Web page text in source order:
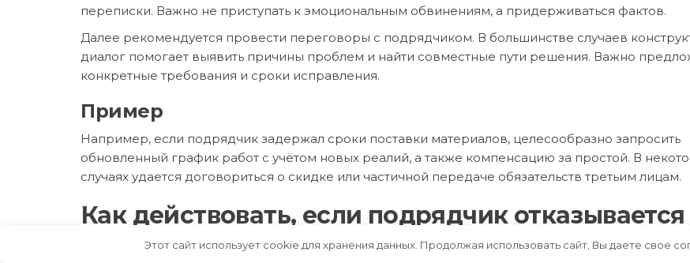
переписки. Важно не приступать к эмоциональным обвинениям, а придерживаться фактов.
Далее рекомендуется провести переговоры с подрядчиком. В большинстве случаев
диалог помогает выявить причины проблем и найти совместные пути решения. Важно
конкретные требования и сроки исправления.
Пример
Например, если подрядчик задержал сроки поставки материалов, целесообразно запросить
обновленный график работ с учётом новых реалий, а также компенсацию за простой. В
случаях удается договориться о скидке или частичной передаче обязательств третьим лицам.
Как действовать, если подрядчик отказывается
исполнять обязательства
Этот сайт использует cookie для хранения данных. Продолжая использовать сайт, Вы даете свое